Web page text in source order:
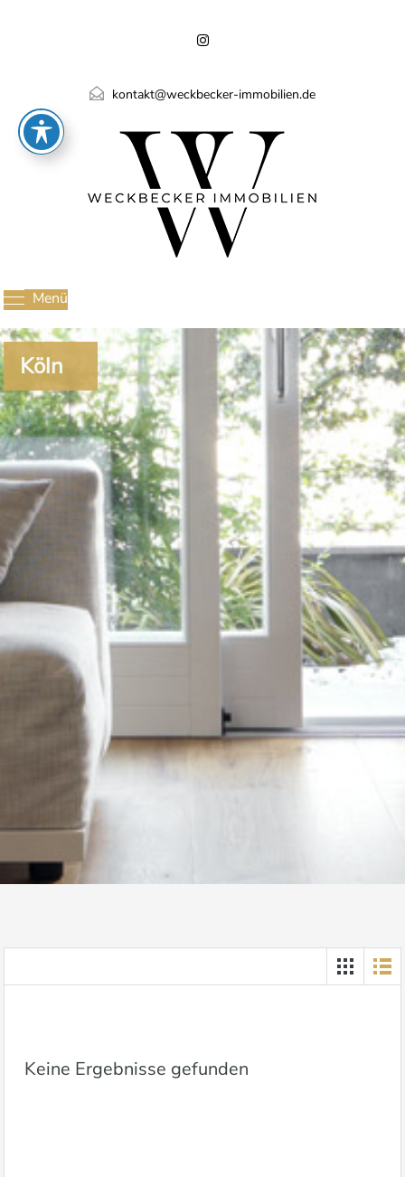
kontakt@weckbecker-immobilien.de
Menü
Köln
Keine Ergebnisse gefunden